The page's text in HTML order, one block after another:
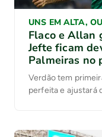
UNS EM ALTA,
Flaco e Allan
Jefte ficam
Palmeiras no
Verdão tem
perfeita e ajustará